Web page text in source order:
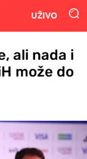
UŽIVO
ali nada i
može do